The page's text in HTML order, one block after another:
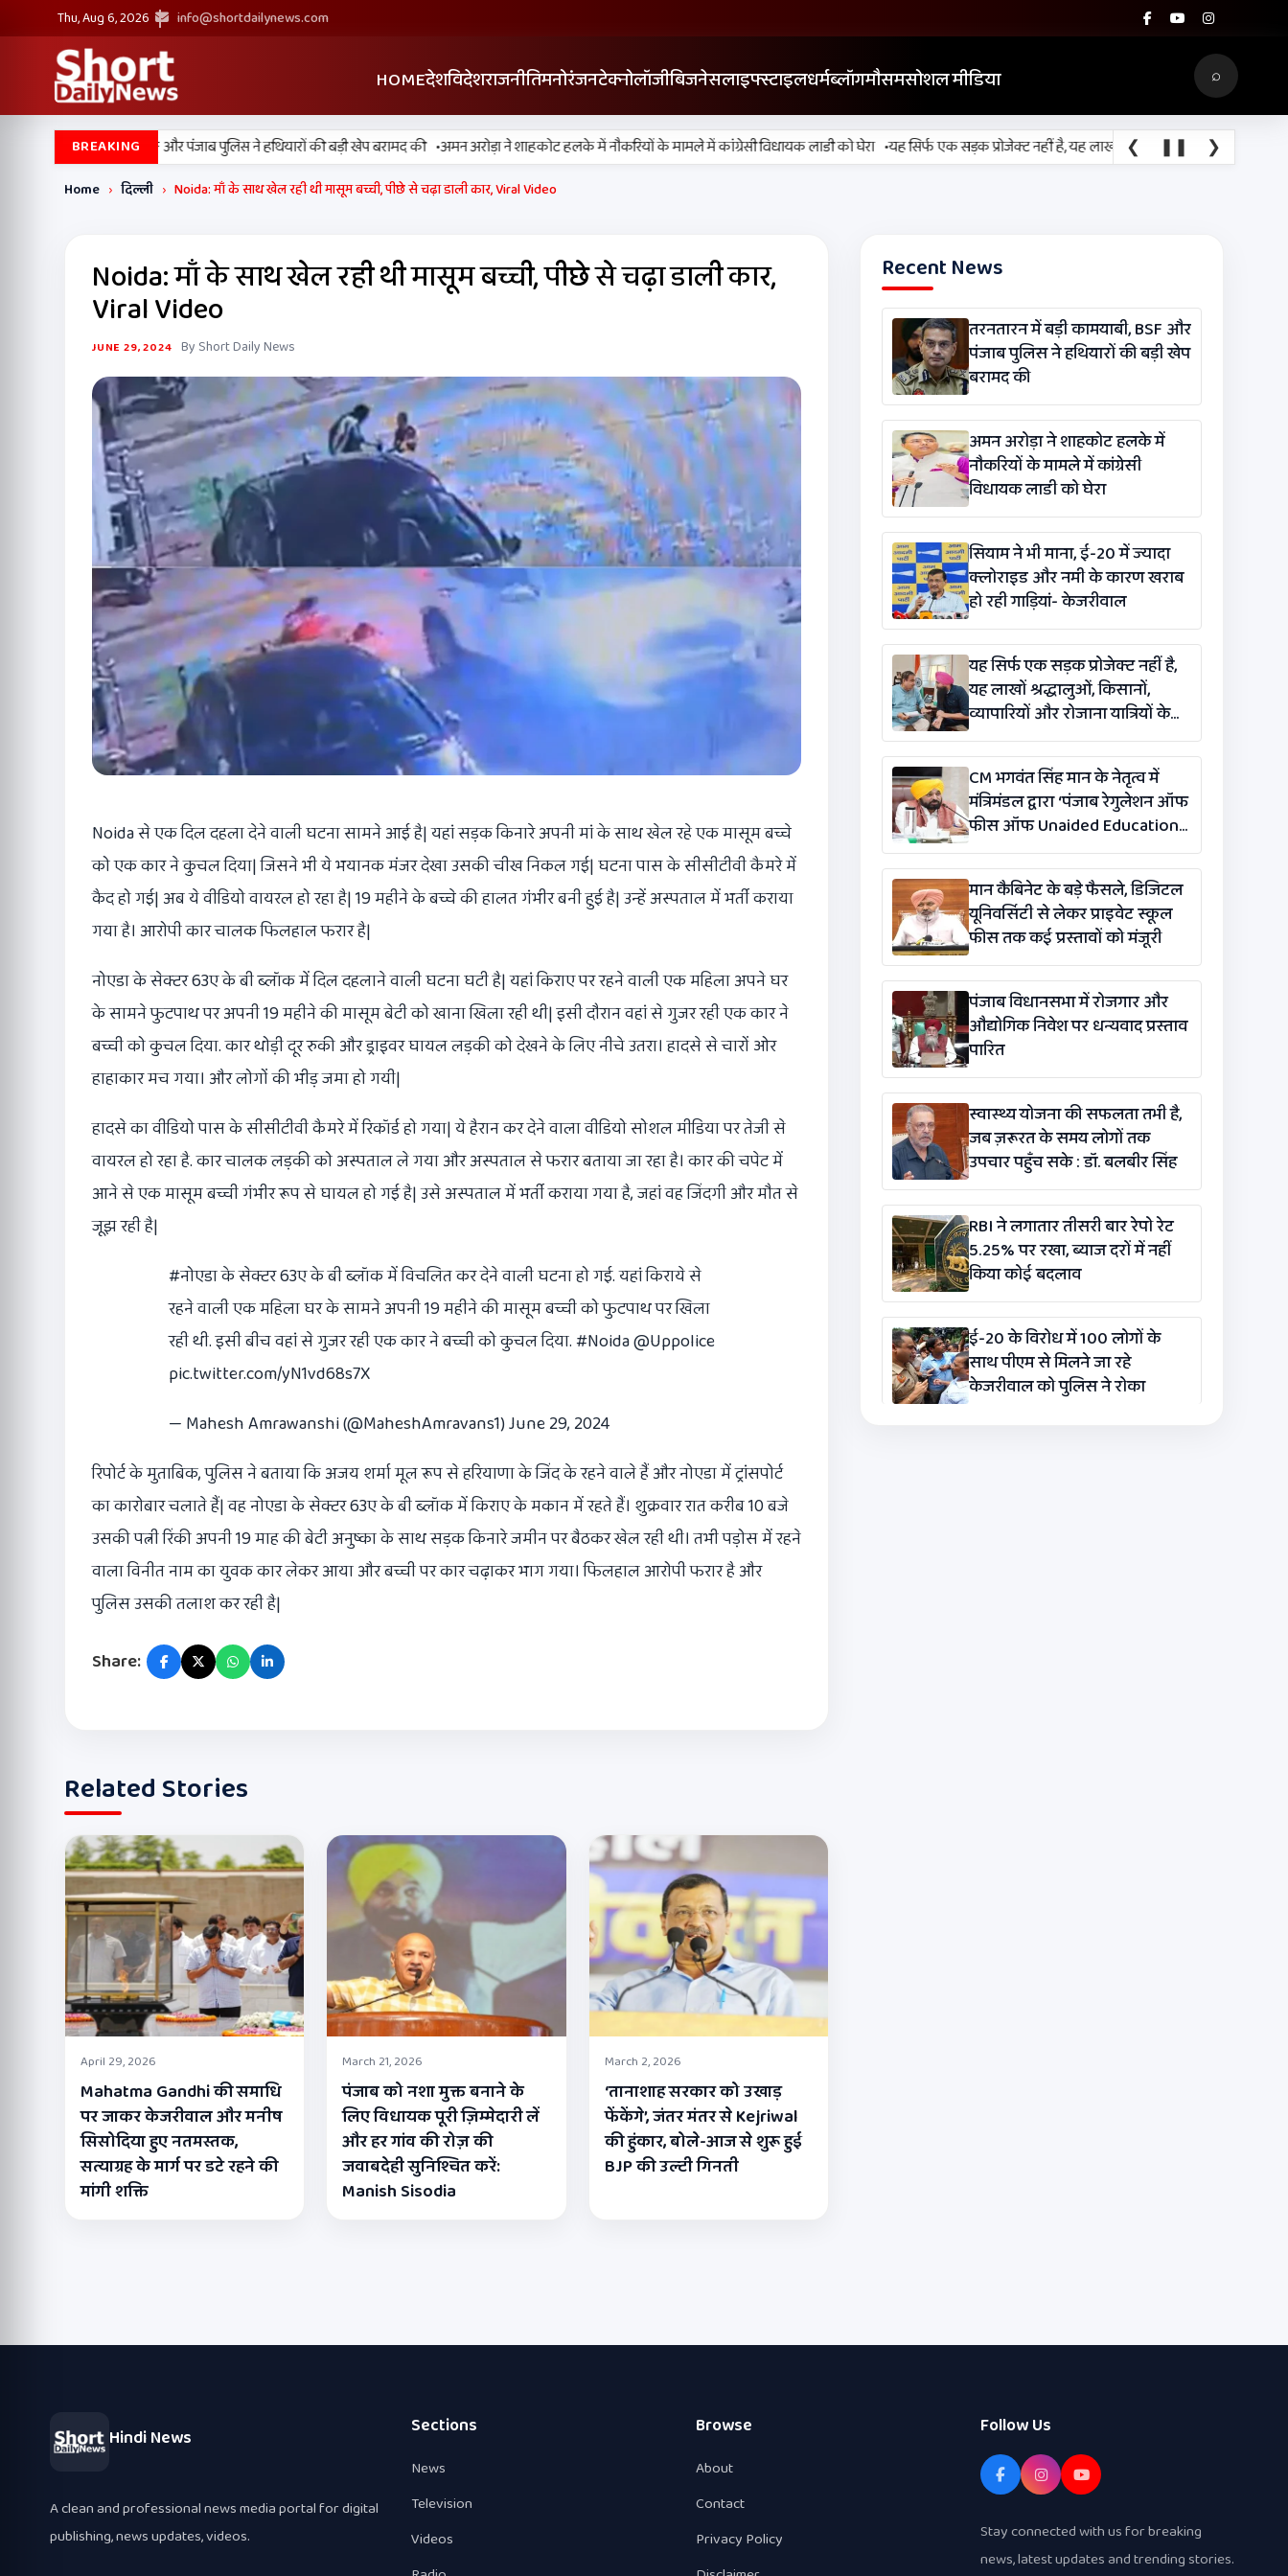
Thu, Aug 6, 2026 info@shortdailynews.com
HOMEदेशविदेशराजनीतिमनोरंजनटेक्नोलॉजीबिजनेसलाइफ्स्टाइलधर्मब्लॉगमौसमसोशल मीडिया ⌕
BREAKING
में बड़ी कामयाबी, BSF और पंजाब पुलिस ने हथियारों की बड़ी खेप बरामद की •अमन अरोड़ा ने शाहकोट हलके में नौकरियों के मामले में कांग्रेसी विधायक लाडी को घेरा •यह सिर्फ एक सड़क प्रोजेक्ट नहीं है, यह लाखों श्रद्धालुओं, किसानों, व्यापारियों और
❮ ❚❚ ❯
Home › दिल्ली › Noida: माँ के साथ खेल रही थी मासूम बच्ची, पीछे से चढ़ा डाली कार, Viral Video
Noida: माँ के साथ खेल रही थी मासूम बच्ची, पीछे से चढ़ा डाली कार,
Viral Video
JUNE 29, 2024 By Short Daily News
Noida से एक दिल दहला देने वाली घटना सामने आई है| यहां सड़क किनारे अपनी मां के साथ खेल रहे एक मासूम बच्चे
को एक कार ने कुचल दिया| जिसने भी ये भयानक मंजर देखा उसकी चीख निकल गई| घटना पास के सीसीटीवी कैमरे में
कैद हो गई| अब ये वीडियो वायरल हो रहा है| 19 महीने के बच्चे की हालत गंभीर बनी हुई है| उन्हें अस्पताल में भर्ती कराया
गया है। आरोपी कार चालक फिलहाल फरार है|
नोएडा के सेक्टर 63ए के बी ब्लॉक में दिल दहलाने वाली घटना घटी है| यहां किराए पर रहने वाली एक महिला अपने घर
के सामने फुटपाथ पर अपनी 19 महीने की मासूम बेटी को खाना खिला रही थी| इसी दौरान वहां से गुजर रही एक कार ने
बच्ची को कुचल दिया. कार थोड़ी दूर रुकी और ड्राइवर घायल लड़की को देखने के लिए नीचे उतरा। हादसे से चारों ओर
हाहाकार मच गया। और लोगों की भीड़ जमा हो गयी|
हादसे का वीडियो पास के सीसीटीवी कैमरे में रिकॉर्ड हो गया| ये हैरान कर देने वाला वीडियो सोशल मीडिया पर तेजी से
वायरल हो रहा है. कार चालक लड़की को अस्पताल ले गया और अस्पताल से फरार बताया जा रहा है। कार की चपेट में
आने से एक मासूम बच्ची गंभीर रूप से घायल हो गई है| उसे अस्पताल में भर्ती कराया गया है, जहां वह जिंदगी और मौत से
जूझ रही है|
#नोएडाके सेक्टर 63ए के बी ब्लॉक में विचलित कर देने वाली घटना हो गई. यहां किराये से
रहने वाली एक महिला घर के सामने अपनी 19 महीने की मासूम बच्ची को फुटपाथ पर खिला
रही थी. इसी बीच वहां से गुजर रही एक कार ने बच्ची को कुचल दिया.#Noida@Uppolice
pic.twitter.com/yN1vd68s7X
— Mahesh Amrawanshi (@MaheshAmravans1)June 29, 2024
रिपोर्ट के मुताबिक, पुलिस ने बताया कि अजय शर्मा मूल रूप से हरियाणा के जिंद के रहने वाले हैं और नोएडा में ट्रांसपोर्ट
का कारोबार चलाते हैं| वह नोएडा के सेक्टर 63ए के बी ब्लॉक में किराए के मकान में रहते हैं। शुक्रवार रात करीब 10 बजे
उसकी पत्नी रिंकी अपनी 19 माह की बेटी अनुष्का के साथ सड़क किनारे जमीन पर बैठकर खेल रही थी। तभी पड़ोस में रहने
वाला विनीत नाम का युवक कार लेकर आया और बच्ची पर कार चढ़ाकर भाग गया। फिलहाल आरोपी फरार है और
पुलिस उसकी तलाश कर रही है|
Share:
Related Stories
April 29, 2026
Mahatma Gandhi की समाधि
पर जाकर केजरीवाल और मनीष
सिसोदिया हुए नतमस्तक,
सत्याग्रह के मार्ग पर डटे रहने की
मांगी शक्ति
March 21, 2026
पंजाब को नशा मुक्त बनाने के
लिए विधायक पूरी ज़िम्मेदारी लें
और हर गांव की रोज़ की
जवाबदेही सुनिश्चित करें:
Manish Sisodia
March 2, 2026
‘तानाशाह सरकार को उखाड़
फेंकेंगे’, जंतर मंतर से Kejriwal
की हुंकार, बोले-आज से शुरू हुई
BJP की उल्टी गिनती
Recent News
तरनतारन में बड़ी कामयाबी, BSF और
पंजाब पुलिस ने हथियारों की बड़ी खेप
बरामद की
अमन अरोड़ा ने शाहकोट हलके में
नौकरियों के मामले में कांग्रेसी
विधायक लाडी को घेरा
सियाम ने भी माना, ई-20 में ज्यादा
क्लोराइड और नमी के कारण खराब
हो रही गाड़ियां- केजरीवाल
यह सिर्फ एक सड़क प्रोजेक्ट नहीं है,
यह लाखों श्रद्धालुओं, किसानों,
व्यापारियों और रोजाना यात्रियों के
लिए एक लाइफलाइन है: कंग
CM भगवंत सिंह मान के नेतृत्व में
मंत्रिमंडल द्वारा ‘पंजाब रेगुलेशन ऑफ
फीस ऑफ Unaided Educational
Institutions (संशोधन)
विधेयक-2026’ पास
मान कैबिनेट के बड़े फैसले, डिजिटल
यूनिवर्सिटी से लेकर प्राइवेट स्कूल
फीस तक कई प्रस्तावों को मंजूरी
पंजाब विधानसभा में रोजगार और
औद्योगिक निवेश पर धन्यवाद प्रस्ताव
पारित
स्वास्थ्य योजना की सफलता तभी है,
जब ज़रूरत के समय लोगों तक
उपचार पहुँच सके : डॉ. बलबीर सिंह
RBI ने लगातार तीसरी बार रेपो रेट
5.25% पर रखा, ब्याज दरों में नहीं
किया कोई बदलाव
ई-20 के विरोध में 100 लोगों के
साथ पीएम से मिलने जा रहे
केजरीवाल को पुलिस ने रोका
Hindi News
A clean and professional news media portal for digital
publishing, news updates, videos.
Sections
News
Television
Videos
Browse
About
Contact
Privacy Policy
Follow Us
Stay connected with us for breaking
news, latest updates and trending stories.